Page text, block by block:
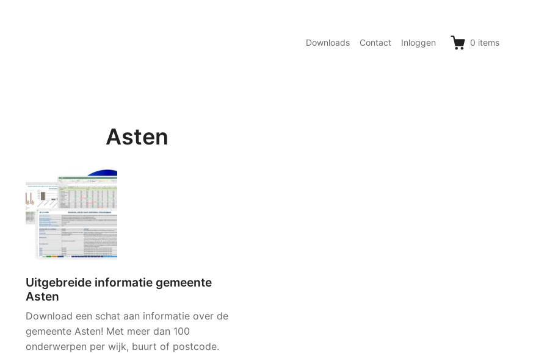
Downloads Contact Inloggen 0 items
Asten
Uitgebreide informatie gemeente
Asten
Download een schat aan informatie over de
gemeente Asten! Met meer dan 100
onderwerpen per wijk, buurt of postcode.